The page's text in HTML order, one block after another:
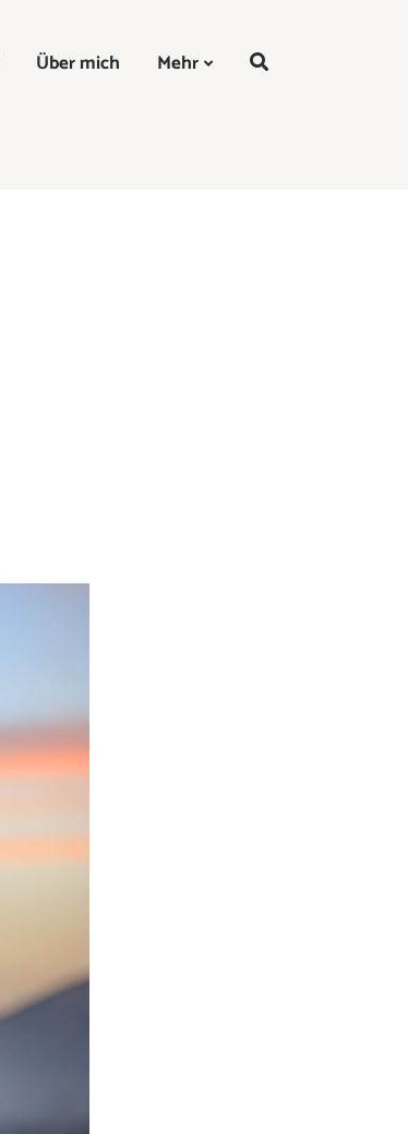
Über mich Mehr